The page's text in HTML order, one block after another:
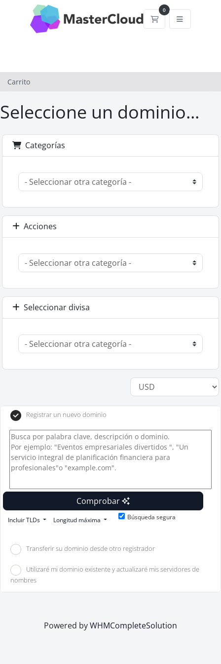
0
Carrito
Carrito
Seleccione un dominio...
Categorías
Acciones
Seleccionar divisa
Registrar un nuevo dominio
Comprobar
Incluir TLDs Longitud máxima Búsqueda segura
Transferir su dominio desde otro registrador
Utilizaré mi dominio existente y actualizaré mis servidores de
nombres
Powered byWHMCompleteSolution